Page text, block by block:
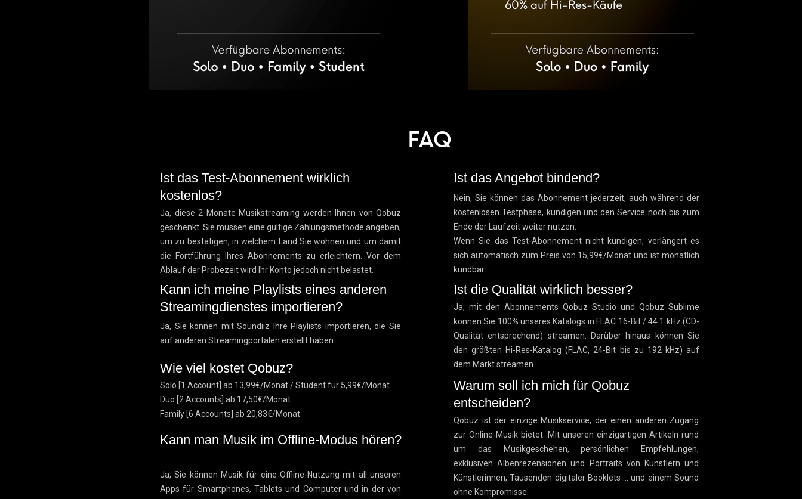
Ist das Test-Abonnement wirklich
kostenlos?
Ja, diese 2 Monate Musikstreaming werden Ihnen von Qobuz
geschenkt. Sie müssen eine gültige Zahlungsmethode angeben,
um zu bestätigen, in welchem Land Sie wohnen und um damit
die Fortführung Ihres Abonnements zu erleichtern. Vor dem
Ablauf der Probezeit wird Ihr Konto jedoch nicht belastet.
Ist das Angebot bindend?
Nein, Sie können das Abonnement jederzeit, auch während der
kostenlosen Testphase, kündigen und den Service noch bis zum
Ende der Laufzeit weiter nutzen.
Wenn Sie das Test-Abonnement nicht kündigen, verlängert es
sich automatisch zum Preis von 15,99€/Monat und ist monatlich
kündbar.
Kann ich meine Playlists eines anderen
Streamingdienstes importieren?
Ist die Qualität wirklich besser?
Ja, Sie können mit Soundiiz Ihre Playlists importieren, die Sie
auf anderen Streamingportalen erstellt haben.
Ja, mit den Abonnements Qobuz Studio und Qobuz Sublime
können Sie 100% unseres Katalogs in FLAC 16-Bit / 44.1 kHz (CD-
Qualität entsprechend) streamen. Darüber hinaus können Sie
den größten Hi-Res-Katalog (FLAC, 24-Bit bis zu 192 kHz)auf
dem Marktstreamen.
Kann man Musik im Offline-Modus hören?
Warum soll ich mich für Qobuz
entscheiden?
Ja, Sie können Musik für eine Offline-Nutzung mit all unseren
Apps für Smartphones, Tablets und Computer und in der von
Qobuz ist der einzige Musikservice, der einen anderen Zugang
zur Online-Musik bietet. Mit unseren einzigartigen Artikeln rund
um das Musikgeschehen, persönlichen Empfehlungen,
exklusiven Albenrezensionen und Portraits von Künstlern und
Künstlerinnen, Tausenden digitaler Booklets ... und einem Sound
ohne Kompromisse.
Wie viel kostet Qobuz?
Solo [1 Account] ab 13,99€/Monat / Student für 5,99€/Monat
Duo [2 Accounts] ab 17,50€/Monat
Family [6 Accounts] ab 20,83€/Monat
FAQ